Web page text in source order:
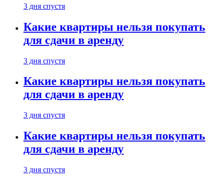
3 дня спустя
Какие квартиры нельзя покупать
для сдачи в аренду
3 дня спустя
Какие квартиры нельзя покупать
для сдачи в аренду
3 дня спустя
Какие квартиры нельзя покупать
для сдачи в аренду
3 дня спустя